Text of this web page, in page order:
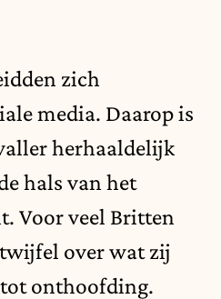
zich
media. Daarop is
herhaaldelijk
hals van het
Voor veel Britten
over wat zij
tot onthoofding.